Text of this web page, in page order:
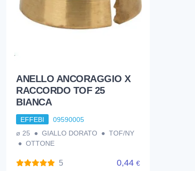
ANELLO ANCORAGGIO X
RACCORDO TOF 25
BIANCA
EFFEBI
09590005
ø 25 ● GIALLO DORATO ● TOF/NY
● OTTONE
5 0,44 €